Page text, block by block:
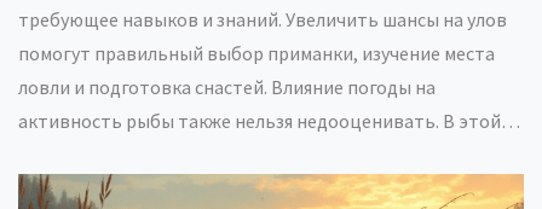
требующее навыков и знаний. Увеличить шансы на улов
помогут правильный выбор приманки, изучение места
ловли и подготовка снастей. Влияние погоды на
активность рыбы также нельзя недооценивать. В этой
помогут рыболовам добиться успеха.